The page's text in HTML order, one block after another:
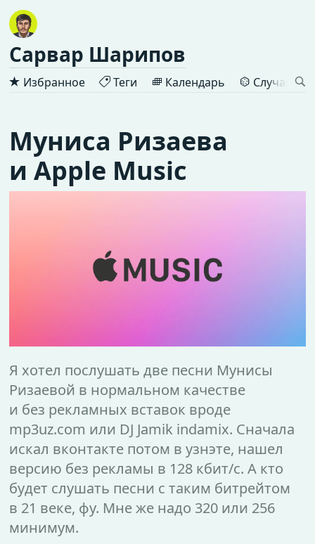
Сарвар Шарипов
Избранное Теги Календарь
Муниса Ризаева
и Apple Music
Я хотел послушать две песни Мунисы
Ризаевой в нормальном качестве
и без рекламных вставок вроде
mp3uz.com или DJ Jamik indamix. Сначала
искал вконтакте потом в узнэте, нашел
версию без рекламы в 128 кбит/с. А кто
будет слушать песни с таким битрейтом
в 21 веке, фу. Мне же надо 320 или 256
минимум.